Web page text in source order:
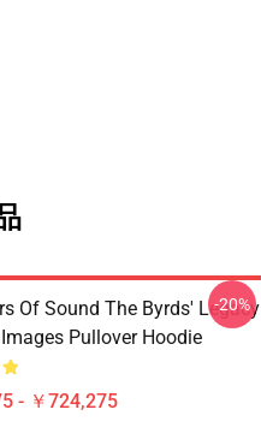
Of Sound The Byrds' Legacy
Pullover Hoodie
- ￥724,275
-20%